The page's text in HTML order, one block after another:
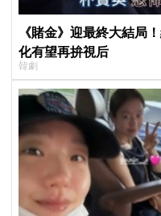
《賭金》迎最終大結局
化有望再拚視后
韓劇